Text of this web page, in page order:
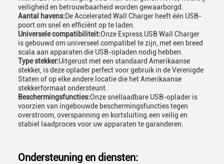
veiligheid en betrouwbaarheid worden gewaarborgd.
Aantal havens:De Accelerated Wall Charger heeft één USB-
poort om snel en efficiënt op te laden.
Universele compatibiliteit:Onze Express USB Wall Charger
is gebouwd om universeel compatibel te zijn, met een breed
scala aan apparaten die USB-opladen nodig hebben.
Type stekker:Uitgerust met een standaard Amerikaanse
stekker, is deze oplader perfect voor gebruik in de Verenigde
Staten of op elke andere locatie die het Amerikaanse
stekkerformaat ondersteunt.
Beschermingsfuncties:Onze snellaadbare USB-oplader is
voorzien van ingebouwde beschermingsfuncties tegen
overstroom, overspanning en kortsluiting.een veilig en
stabiel laadproces voor uw apparaten te garanderen.
Ondersteuning en diensten: